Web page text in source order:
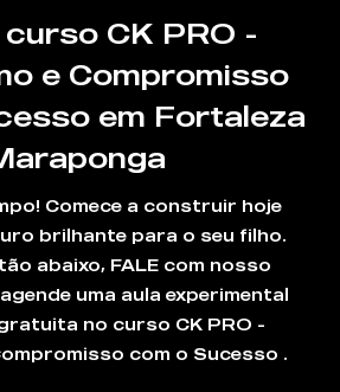
CK PRO -
e Compromisso
em Fortaleza
Comece a construir hoje
brilhante para o seu filho.
abaixo, FALE com nosso
uma aula experimental
no curso CK PRO -
com o Sucesso .